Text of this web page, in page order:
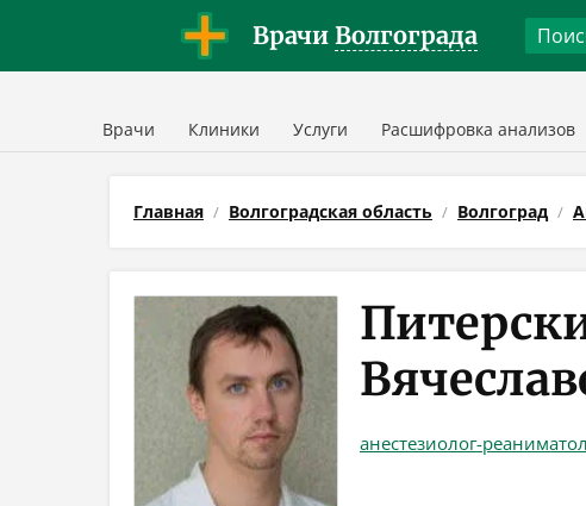
Врачи Волгограда
Врачи Клиники Услуги Расшифровка анализов
Главная Волгоградская область Волгоград
анестезиолог-